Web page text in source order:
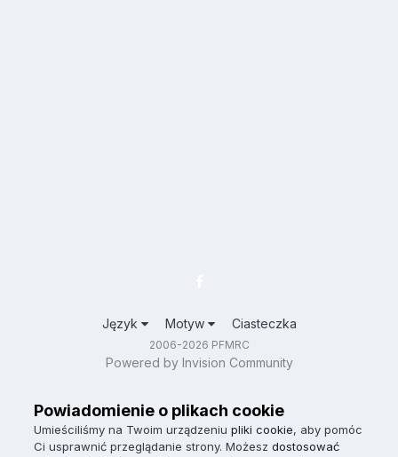
Język Motyw Ciasteczka
2006-2026 PFMRC
Powered by Invision Community
Powiadomienie o plikach cookie
Umieściliśmy na Twoim urządzeniu pliki cookie, aby pomóc
Ci usprawnić przeglądanie strony. Możesz dostosować